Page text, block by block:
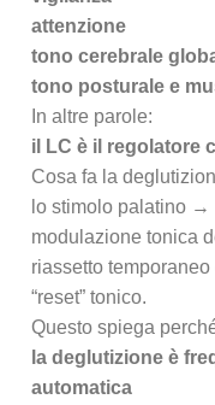
attenzione
tono cerebrale
tono posturale e
In altre parole:
il LC è il regolatore
Cosa fa la
lo stimolo palatino
modulazione tonica
riassetto
“reset” tonico.
Questo spiega
la deglutizione è
automatica